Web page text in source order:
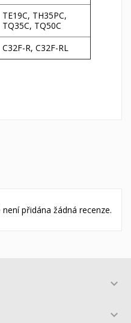
TE19C, TH35PC,
TQ35C, TQ50C
C32F-R, C32F-RL
přidána žádná recenze.

